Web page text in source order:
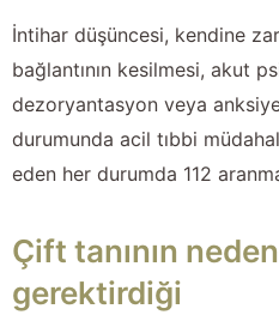
İntihar düşüncesi, kendine
bağlantının kesilmesi, akut
dezoryantasyon veya
durumunda acil tıbbi
eden her durumda 112
Çift tanının
gerektirdiği